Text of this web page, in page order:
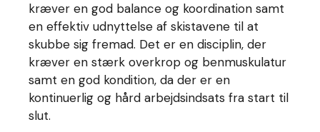
kræver en god balance og koordination samt
en effektiv udnyttelse af skistavene til at
skubbe sig fremad. Det er en disciplin, der
kræver en stærk overkrop og benmuskulatur
samt en god kondition, da der er en
kontinuerlig og hård arbejdsindsats fra start til
slut.